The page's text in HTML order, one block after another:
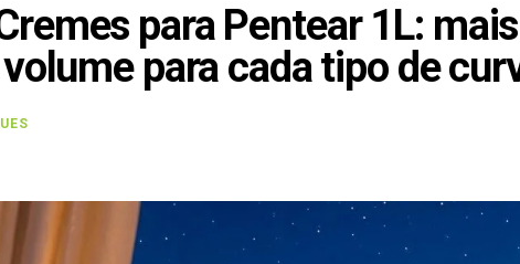
para Pentear 1L:
para cada tipo de